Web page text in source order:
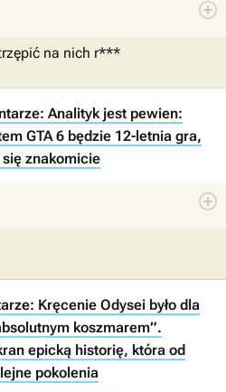
na nich r***
Analityk jest pewien:
GTA 6 będzie 12-letnia gra,
znakomicie
Kręcenie Odysei było dla
koszmarem”.
epicką historię, która od
pokolenia